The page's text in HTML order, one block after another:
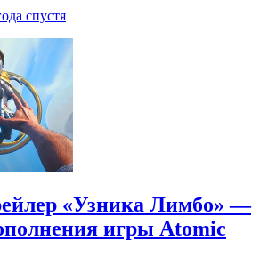
спустя
«Узника Лимбо» —
игры Atomic